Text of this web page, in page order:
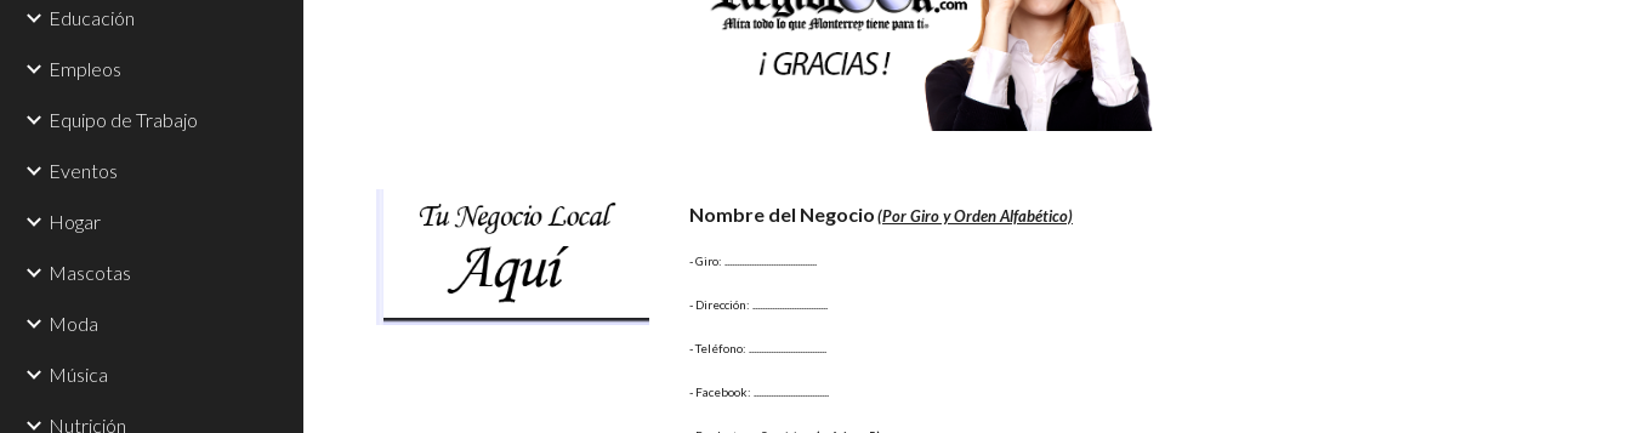
Educación
Empleos
Equipo de Trabajo
Eventos
Hogar
Mascotas
Moda
Música
Nutrición
Nombre del Negocio(Por Giro y Orden Alfabético)
- Giro:
- Dirección:
- Teléfono:
- Facebook: